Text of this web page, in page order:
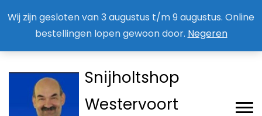
Wij zijn gesloten van 3 augustus t/m 9 augustus. Online
bestellingen lopen gewoon door. Negeren
Snijholtshop
Westervoort